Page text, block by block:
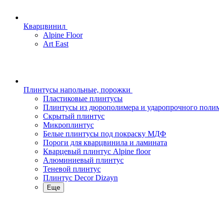
Кварцвинил
Alpine Floor
Art East
Плинтусы напольные, порожки
Пластиковые плинтусы
Плинтусы из дюрополимера и ударопрочного
Скрытый плинтус
Микроплинтус
Белые плинтусы под покраску МДФ
Пороги для кварцвинила и ламината
Кварцевый плинтус Alpine floor
Алюминиевый плинтус
Теневой плинтус
Плинтус Decor Dizayn
Еще